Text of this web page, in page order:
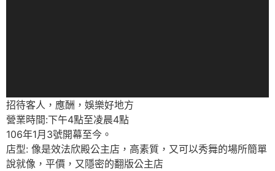
招待客人，應酬，娛樂好地方
營業時間:下午4點至凌晨4點
106年1月3號開幕至今。
店型: 像是效法欣殿公主店，高素質，又可以秀舞的場所簡單
說就像，平價，又隱密的翻版公主店